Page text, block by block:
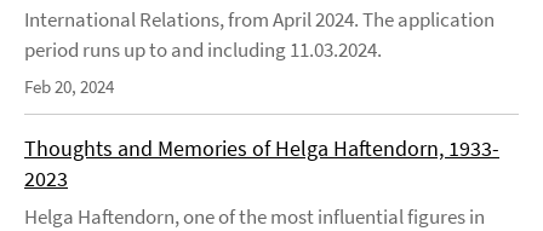
International Relations, from April 2024. The application
period runs up to and including 11.03.2024.
Feb 20, 2024
Thoughts and Memories of Helga Haftendorn, 1933-
2023
Helga Haftendorn, one of the most influential figures in